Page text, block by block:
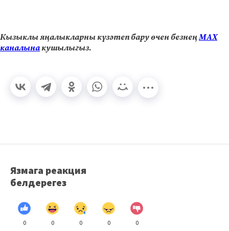
Кызыклы яңалыкларны күзәтеп бару өчен безнеңМАХ
каналынакушылыгыз.
Язмага реакция
белдерегез
0 0 0 0 0